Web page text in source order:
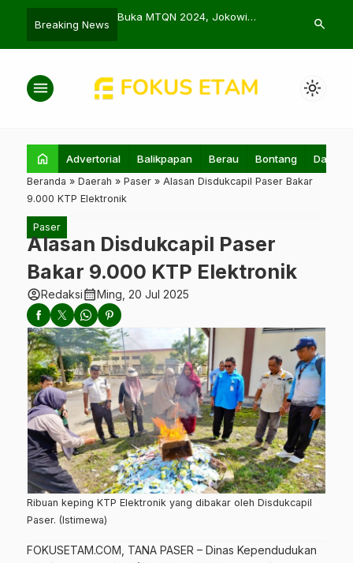
Breaking News
Buka MTQN 2024, Jokowi
Qur’an
Rahmad-
search
menu light_mode
home Advertorial Balikpapan Berau Bontang Daerah
Beranda » Daerah » Paser » Alasan Disdukcapil Paser Bakar
9.000 KTP Elektronik
Paser
Alasan Disdukcapil Paser
Bakar 9.000 KTP Elektronik
account_circleRedaksicalendar_monthMing, 20 Jul 2025
Ribuan keping KTP Elektronik yang dibakar oleh Disdukcapil
Paser. (Istimewa)
FOKUSETAM.COM , TANA PASER – Dinas Kependudukan